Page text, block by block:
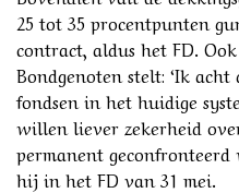
25 tot 35 procentpunten
contract, aldus het FD.
Bondgenoten stelt: ‘Ik
fondsen in het huidige
willen liever zekerheid
permanent geconfronteerd
hij in het FD van 31 mei.